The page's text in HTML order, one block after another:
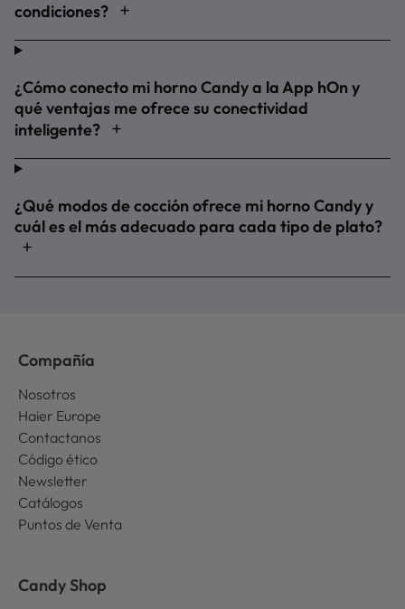
condiciones?
¿Cómo conecto mi horno Candy a la App hOn y
qué ventajas me ofrece su conectividad
inteligente?
¿Qué modos de cocción ofrece mi horno Candy y
cuál es el más adecuado para cada tipo de plato?
Compañía
Nosotros
Haier Europe
Contactanos
Código ético
Newsletter
Catálogos
Puntos de Venta
Candy Shop